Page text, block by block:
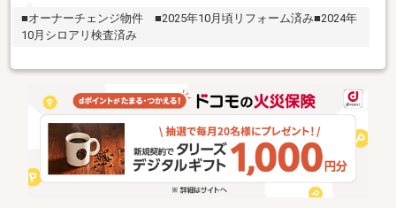
■オーナーチェンジ物件 ■2025年10月頃リフォーム済み■2024年
10月シロアリ検査済み